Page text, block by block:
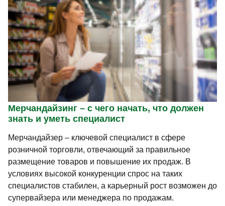
Мерчандайзинг – с чего начать, что должен
знать и уметь специалист
Мерчандайзер – ключевой специалист в сфере
розничной торговли, отвечающий за правильное
размещение товаров и повышение их продаж. В
условиях высокой конкуренции спрос на таких
специалистов стабилен, а карьерный рост возможен до
супервайзера или менеджера по продажам.